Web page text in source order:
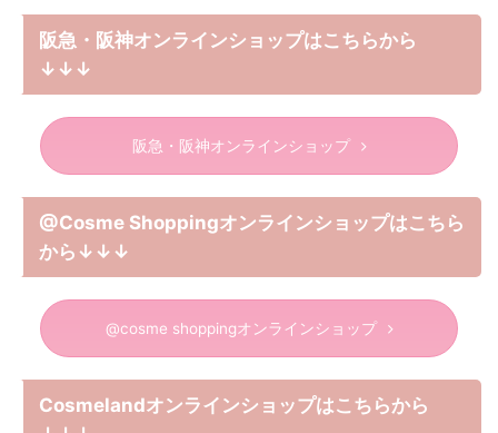
阪急・阪神オンラインショップはこちらから
↓↓↓
阪急・阪神オンラインショップ
@Cosme Shoppingオンラインショップはこちら
から↓↓↓
@cosme shoppingオンラインショップ
Cosmelandオンラインショップはこちらから